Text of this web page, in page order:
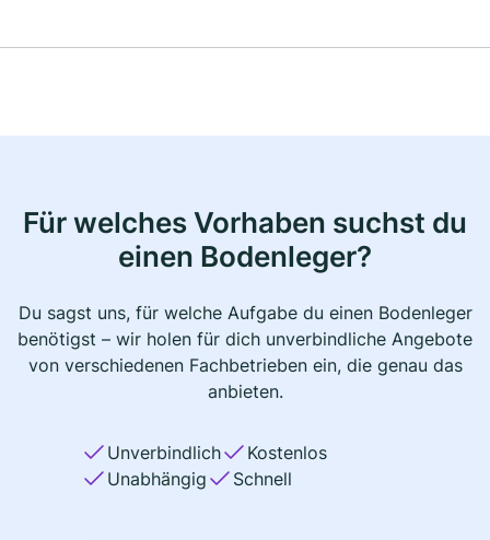
Für welches Vorhaben suchst du
einen Bodenleger?
Du sagst uns, für welche Aufgabe du einen Bodenleger
benötigst – wir holen für dich unverbindliche Angebote
von verschiedenen Fachbetrieben ein, die genau das
anbieten.
Unverbindlich
Kostenlos
Unabhängig
Schnell